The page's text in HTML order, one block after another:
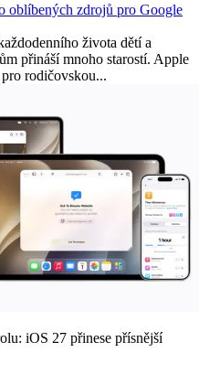
oblíbených zdrojů pro Google
života dětí a
přináší mnoho starostí. Apple
rodičovskou...
iOS 27 přinese přísnější